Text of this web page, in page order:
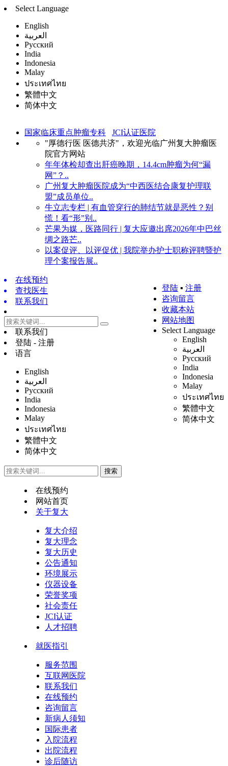
Select Language
English
العربية
Русский
India
Indonesia
Malay
ประเทศไทย
繁體中文
简体中文
国家临床重点肿瘤专科
JCI认证医院
"厚德行医 医德共济"，欢迎光临广州复大肿瘤医
院官方网站
年年体检却查出肝癌晚期，14.4cm肿瘤为何“漏
网”？..
广州复大肿瘤医院成为“中西医结合康复护理联
盟”成员单位..
牛立志专栏 | 有血管穿行的肺结节就是恶性？别
慌！看“形”别..
芒果为媒，医路同行 | 复大应邀出席2026年中巴丝
绸之路芒..
以案促评、以评促优 | 我院举办护士职称评聘暨护
理个案报告展..
登陆 ▪ 注册
咨询留言
收藏本站
网站地图
Select Language
English
العربية
Русский
India
Indonesia
Malay
ประเทศไทย
繁體中文
简体中文
在线预约
查找医生
联系我们
联系我们
登陆 - 注册
语言
English
العربية
Русский
India
Indonesia
Malay
ประเทศไทย
繁體中文
简体中文
在线预约
网站首页
关于复大
复大介绍
复大理念
复大历史
公告通知
环境展示
仪器设备
荣誉奖项
社会责任
JCI认证
人才招聘
就医指引
服务范围
互联网医院
联系我们
在线预约
咨询留言
新病人须知
国际患者
入院流程
出院流程
诊后随访